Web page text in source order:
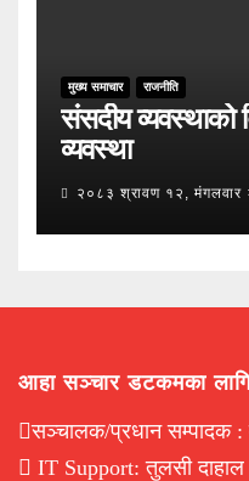
मुख्य समाचार राजनीति
संसदीय व्यवस्थाको
व्यवस्था
२०८३ श्रावण १२,
आहा सञ्चार डटकमका
सञ्चालक/प्रधान सम्पादक
IT Support: तुलसी दाहाल